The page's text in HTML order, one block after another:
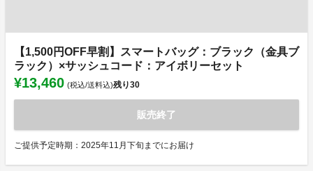
【1,500円OFF早割】スマートバッグ：ブラック（金具ブ
ラック）×サッシュコード：アイボリーセット
¥13,460 (税込/送料込)残り30
販売終了
ご提供予定時期：2025年11月下旬までにお届け